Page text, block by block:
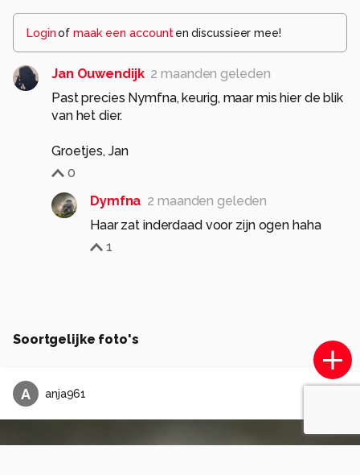
Loginof maak een account en discussieer mee!
Jan Ouwendijk 2 maanden geleden
Past precies Nymfna, keurig, maar mis hier de blik
van het dier.
Groetjes, Jan
0
Dymfna 2 maanden geleden
Haar zat inderdaad voor zijn ogen haha
1
Soortgelijke foto's
A anja961